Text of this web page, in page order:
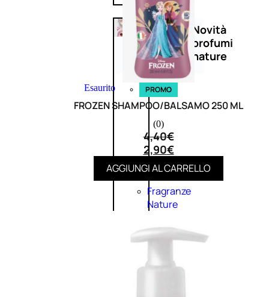
Novità
profumi
nature
Esaurito PROMO
Fragranze
Nature
L’OCCITANE
FIORI
FROZEN SHAMPOO/BALSAMO 250 ML
(0)
4,40€
2,90€
AGGIUNGI AL CARRELLO